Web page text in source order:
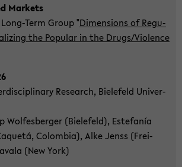
Mar­kets
​Term Group "Di­men­si­ons of Re­gu­
the Po­pu­lar in the Drugs/Vio­lence
Re­se­arch, Bie­le­feld Uni­ver­
Wol­fes­ber­ger (Bie­le­feld), Es­te­fanía
Co­lom­bia), Alke Jenss (Frei­
(New York)